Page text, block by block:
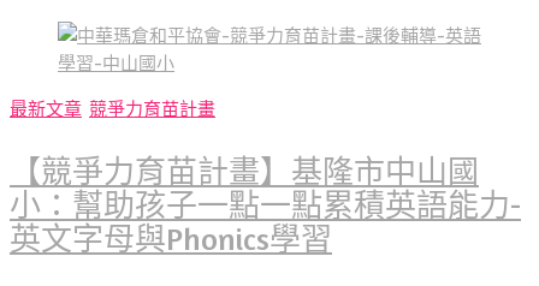
最新文章 競爭力育苗計畫
【競爭力育苗計畫】基隆市中山國
小：幫助孩子一點一點累積英語能力-
英文字母與Phonics學習